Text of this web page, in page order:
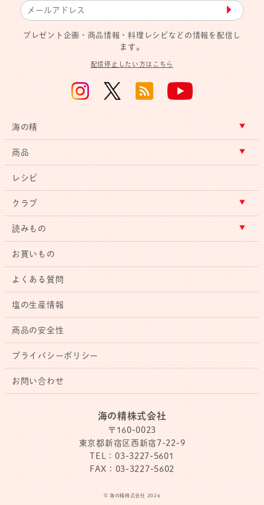
▶︎
プレゼント企画・商品情報・料理レシピなどの情報を配信し
ます。
配信停止したい方はこちら
海の精
商品
レシピ
クラブ
読みもの
お買いもの
よくある質問
塩の生産情報
商品の安全性
プライバシーポリシー
お問い合わせ
海の精株式会社
〒160-0023
東京都新宿区西新宿7-22-9
TEL：03-3227-5601
FAX：03-3227-5602
© 海の精株式会社 2026